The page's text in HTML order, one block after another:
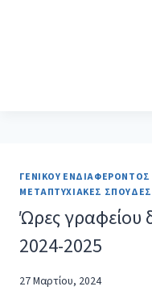
ΓΕΝΙΚΟΎ ΕΝΔΙΑΦΈΡΟΝΤΟΣ
ΜΕΤΑΠΤΥΧΙΑΚΈΣ ΣΠΟΥΔΈΣ
Ώρες γραφείου
2024-2025
27 Μαρτίου, 2024